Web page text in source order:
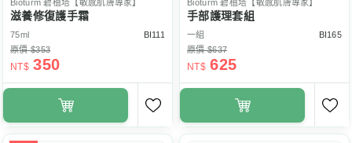
Bioturm 碧植塔【敏感肌膚專家】
滋養修復護手霜
75ml
BI111
原價 $353
NT$ 350
Bioturm 碧植塔【敏感肌膚專家】
手部護理套組
一組
BI165
原價 $637
NT$ 625